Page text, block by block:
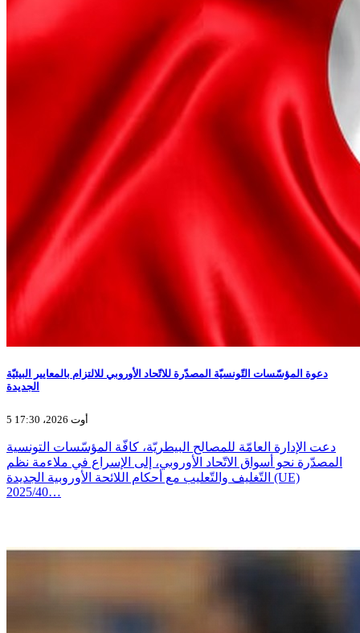
دعوة المؤسّسات التّونسيّة المصدّرة للاتّحاد الأوروبي للالتزام بالمعايير البيئيّة
الجديدة
5 أوت 2026، 17:30
دعت الإدارة العامّة للمصالح البيطريّة، كافّة المؤسّسات التونسية
المصدّرة نحو أسواق الاتّحاد الأوروبي، إلى الإسراع في ملاءمة نظم
التّغليف والتّعليب مع أحكام اللائحة الأوروبية الجديدة (UE)
2025/40…